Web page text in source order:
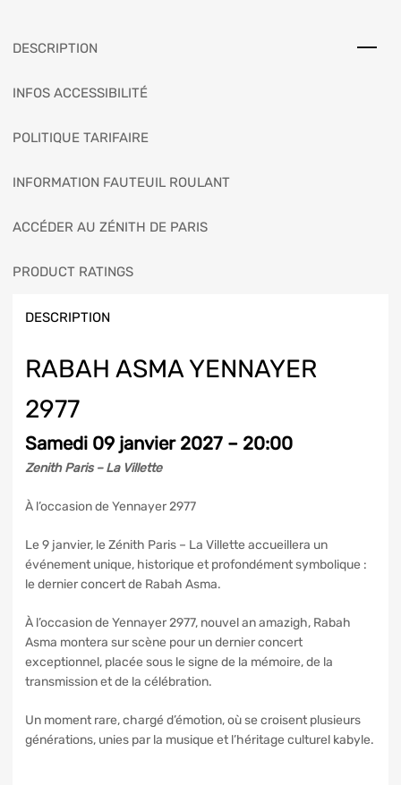
DESCRIPTION
INFOS ACCESSIBILITÉ
POLITIQUE TARIFAIRE
INFORMATION FAUTEUIL ROULANT
ACCÉDER AU ZÉNITH DE PARIS
PRODUCT RATINGS
DESCRIPTION
RABAH ASMA YENNAYER
2977
Samedi 09 janvier 2027 – 20:00
Zenith Paris – La Villette
À l’occasion de Yennayer 2977
Le 9 janvier, le Zénith Paris – La Villette accueillera un
événement unique, historique et profondément symbolique :
le dernier concert de Rabah Asma.
À l’occasion de Yennayer 2977, nouvel an amazigh, Rabah
Asma montera sur scène pour un dernier concert
exceptionnel, placée sous le signe de la mémoire, de la
transmission et de la célébration.
Un moment rare, chargé d’émotion, où se croisent plusieurs
générations, unies par la musique et l’héritage culturel kabyle.